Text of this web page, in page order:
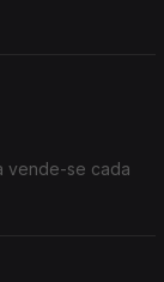
vende-se cada